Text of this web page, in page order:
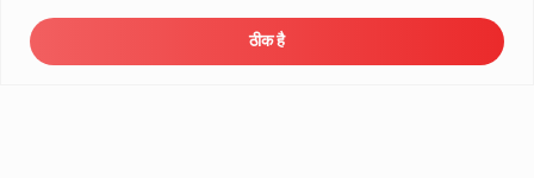
© लिवगार्ड 2023। सभी अधिकार सुरक्षित
ठीक है
समाधान
लोड कैलकुलेटर